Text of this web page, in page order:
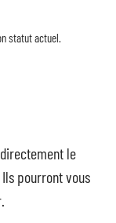
statut actuel.
le
pourront vous